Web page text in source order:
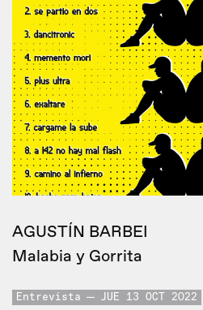
AGUSTÍN BARBEI
Malabia y Gorrita
Entrevista JUE 13 OCT 2022